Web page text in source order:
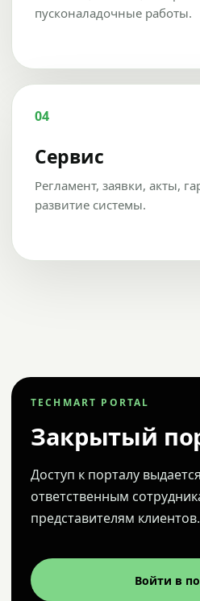
пусконаладочные работы.
04
Сервис
Регламент, заявки, акты,
развитие системы.
TECHMART PORTAL
Закрытый
Доступ к порталу
ответственным
представителям клиентов.
Войти в